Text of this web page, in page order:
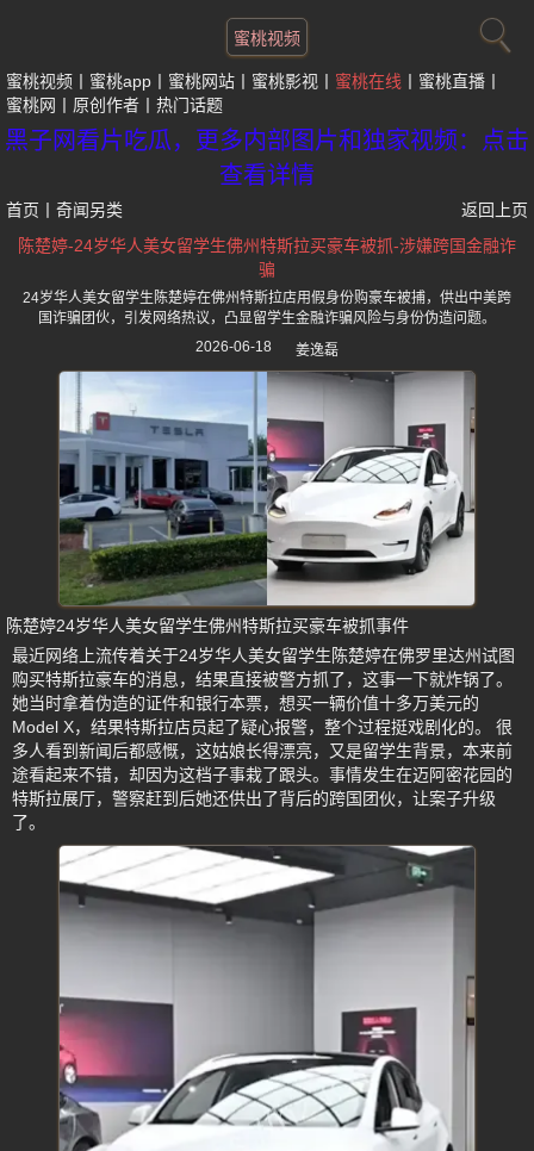
蜜桃视频
蜜桃视频 蜜桃app 蜜桃网站 蜜桃影视 蜜桃在线
蜜桃直播
蜜桃网
原创作者 热门话题
黑子网看片吃瓜，更多内部图片和独家视频：点击
查看详情
首页 奇闻另类
返回上页
陈楚婷-24岁华人美女留学生佛州特斯拉买豪车被抓-涉嫌跨国金融诈
骗
24岁华人美女留学生陈楚婷在佛州特斯拉店用假身份购豪车被捕，供出中美跨
国诈骗团伙，引发网络热议，凸显留学生金融诈骗风险与身份伪造问题。
2026-06-18
姜逸磊
陈楚婷24岁华人美女留学生佛州特斯拉买豪车被抓事件
最近网络上流传着关于24岁华人美女留学生陈楚婷在佛罗里达州试图
购买特斯拉豪车的消息，结果直接被警方抓了，这事一下就炸锅了。
她当时拿着伪造的证件和银行本票，想买一辆价值十多万美元的
Model X，结果特斯拉店员起了疑心报警，整个过程挺戏剧化的。 很
多人看到新闻后都感慨，这姑娘长得漂亮，又是留学生背景，本来前
途看起来不错，却因为这档子事栽了跟头。事情发生在迈阿密花园的
特斯拉展厅，警察赶到后她还供出了背后的跨国团伙，让案子升级
了。